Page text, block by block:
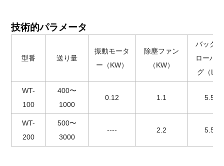
技術的パラメータ
型番 送り量
振動モータ
ー（KW）
除塵ファン
（KW）
バックブ
ローバッ
グ（L）
WT-
100
400〜
1000
0.12 1.1 5.5
WT-
200
500〜
3000
---- 2.2 5.5